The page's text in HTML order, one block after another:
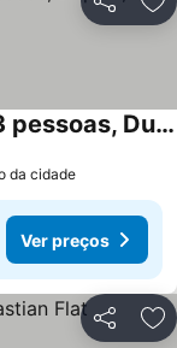
Partilhar
Saint Sebastian Flat 304 , ate 3 pessoas, Duplex, no centro
da cidade
Ver preços
Partilhar